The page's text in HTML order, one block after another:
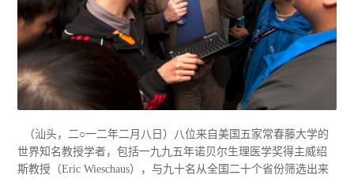
（汕头，二○一二年二月八日）八位来自美国五家常春藤大学的
世界知名教授学者，包括一九九五年诺贝尔生理医学奖得主威绍
斯教授（Eric Wieschaus），与九十名从全国二十个省份筛选出来